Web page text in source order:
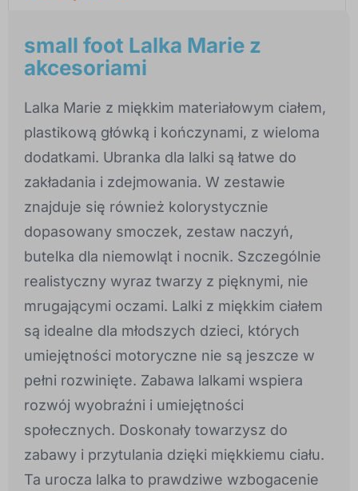
small foot Lalka Marie z
akcesoriami
Lalka Marie z miękkim materiałowym ciałem,
plastikową główką i kończynami, z wieloma
dodatkami. Ubranka dla lalki są łatwe do
zakładania i zdejmowania. W zestawie
znajduje się również kolorystycznie
dopasowany smoczek, zestaw naczyń,
butelka dla niemowląt i nocnik. Szczególnie
realistyczny wyraz twarzy z pięknymi, nie
mrugającymi oczami. Lalki z miękkim ciałem
są idealne dla młodszych dzieci, których
umiejętności motoryczne nie są jeszcze w
pełni rozwinięte. Zabawa lalkami wspiera
rozwój wyobraźni i umiejętności
społecznych. Doskonały towarzysz do
zabawy i przytulania dzięki miękkiemu ciału.
Ta urocza lalka to prawdziwe wzbogacenie